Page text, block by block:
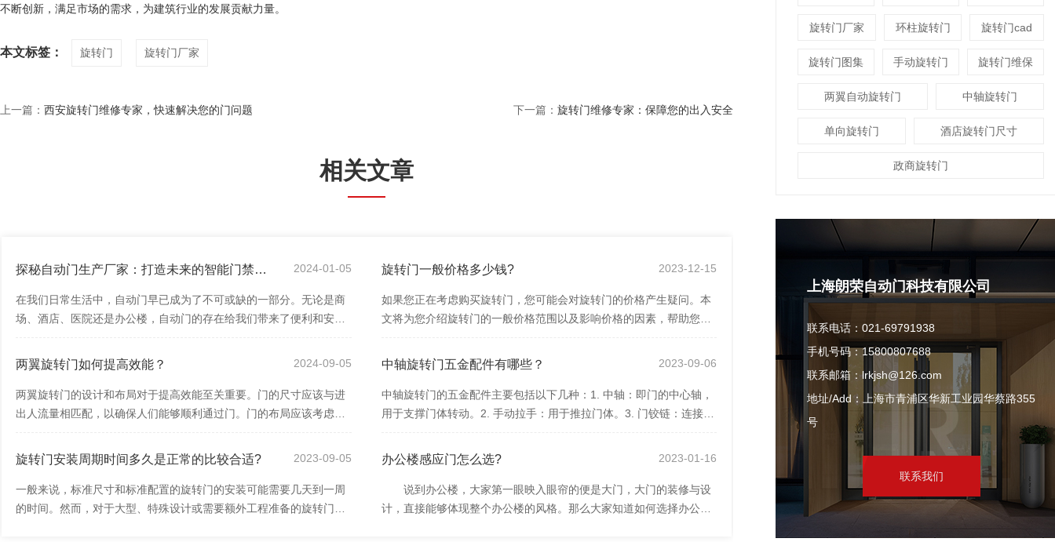
不断创新，满足市场的需求，为建筑行业的发展贡献力量。
本文标签： 旋转门 旋转门厂家
上一篇： 西安旋转门维修专家，快速解决您的门问题 下一篇： 旋转门维修专家：保障您的出入安全
相关文章
探秘自动门生产厂家：打造未来的智能门禁系统 2024-01-05
在我们日常生活中，自动门早已成为了不可或缺的一部分。无论是商
场、酒店、医院还是办公楼，自动门的存在给我们带来了便利和安
旋转门一般价格多少钱? 2023-12-15
如果您正在考虑购买旋转门，您可能会对旋转门的价格产生疑问。本
文将为您介绍旋转门的一般价格范围以及影响价格的因素，帮助您更
两翼旋转门如何提高效能？ 2024-09-05
两翼旋转门的设计和布局对于提高效能至关重要。门的尺寸应该与进
出人流量相匹配，以确保人们能够顺利通过门。门的布局应该考虑到
中轴旋转门五金配件有哪些？ 2023-09-06
中轴旋转门的五金配件主要包括以下几种：1. 中轴：即门的中心轴，
用于支撑门体转动。2. 手动拉手：用于推拉门体。3. 门铰链：连接门
旋转门安装周期时间多久是正常的比较合适? 2023-09-05
一般来说，标准尺寸和标准配置的旋转门的安装可能需要几天到一周
的时间。然而，对于大型、特殊设计或需要额外工程准备的旋转门，
办公楼感应门怎么选? 2023-01-16
说到办公楼，大家第一眼映入眼帘的便是大门，大门的装修与设
计，直接能够体现整个办公楼的风格。那么大家知道如何选择办公楼
旋转门厂家 环柱旋转门 旋转门cad
旋转门图集 手动旋转门 旋转门维保
两翼自动旋转门 中轴旋转门
单向旋转门 酒店旋转门尺寸
政商旋转门
上海朗荣自动门科技有限公司
联系电话：021-69791938
手机号码：15800807688
联系邮箱：lrkjsh@126.com
地址/Add：上海市青浦区华新工业园华蔡路355
号
联系我们